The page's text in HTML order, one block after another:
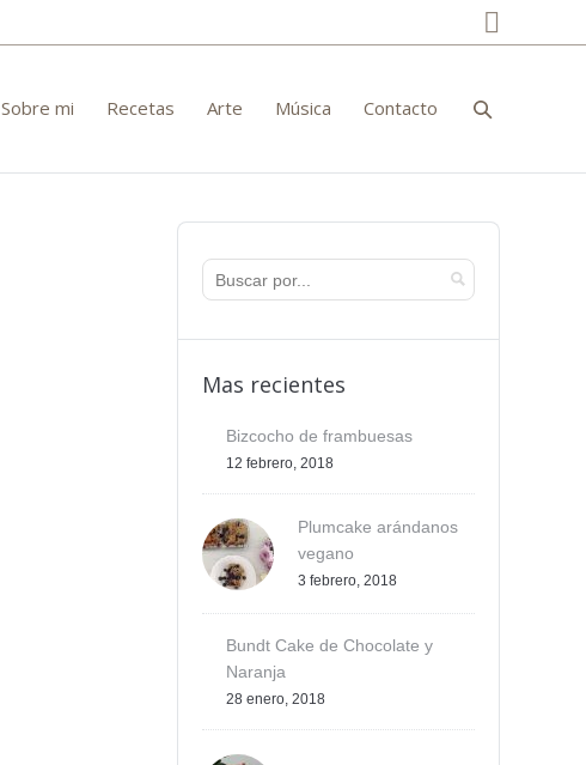
Sobre mi Recetas Arte Música Contacto
Mas recientes
Bizcocho de frambuesas
12 febrero, 2018
Plumcake arándanos
vegano
3 febrero, 2018
Bundt Cake de Chocolate y
Naranja
28 enero, 2018